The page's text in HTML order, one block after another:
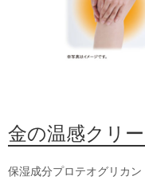
金の温感クリ
保湿成分プロテオグリカン